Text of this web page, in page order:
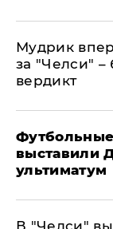
Мудрик
за "Челси"
вердикт
выставили
ультиматум
В "Челси"